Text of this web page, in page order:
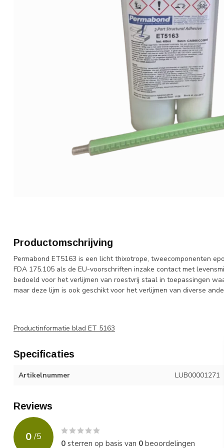
Productomschrijving
Permabond ET5163 is een licht thixotrope, tweecomponenten
FDA 175.105 als de EU-voorschriften inzake contact met
bedoeld voor het verlijmen van roestvrij staal in toepassingen
maar deze lijm is ook geschikt voor het verlijmen van diverse
Productinformatie blad ET 5163
Specificaties
Artikelnummer LUB00001271
Reviews
0 /5
0sterren op basis van 0beoordelingen